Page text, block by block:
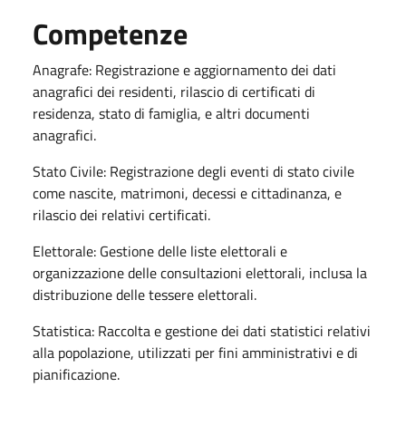
Competenze
Anagrafe: Registrazione e aggiornamento dei dati
anagrafici dei residenti, rilascio di certificati di
residenza, stato di famiglia, e altri documenti
anagrafici.
Stato Civile: Registrazione degli eventi di stato civile
come nascite, matrimoni, decessi e cittadinanza, e
rilascio dei relativi certificati.
Elettorale: Gestione delle liste elettorali e
organizzazione delle consultazioni elettorali, inclusa la
distribuzione delle tessere elettorali.
Statistica: Raccolta e gestione dei dati statistici relativi
alla popolazione, utilizzati per fini amministrativi e di
pianificazione.